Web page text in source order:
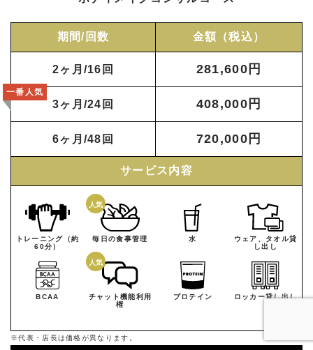
期間/回数 金額（税込）
2ヶ月/16回 281,600円
一番人気
3ヶ月/24回 408,000円
6ヶ月/48回 720,000円
サービス内容
トレーニング（約
60分）
毎日の食事管理 水
ウェア、タオル貸
し出し
BCAA
チャット機能利用
権
プロテイン ロッカー貸し出し
※代表・店長は価格が異なります。